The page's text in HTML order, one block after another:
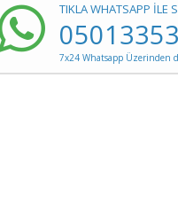
TIKLA WHATSAPP İLE
7x24 Whatsapp Üzerinden